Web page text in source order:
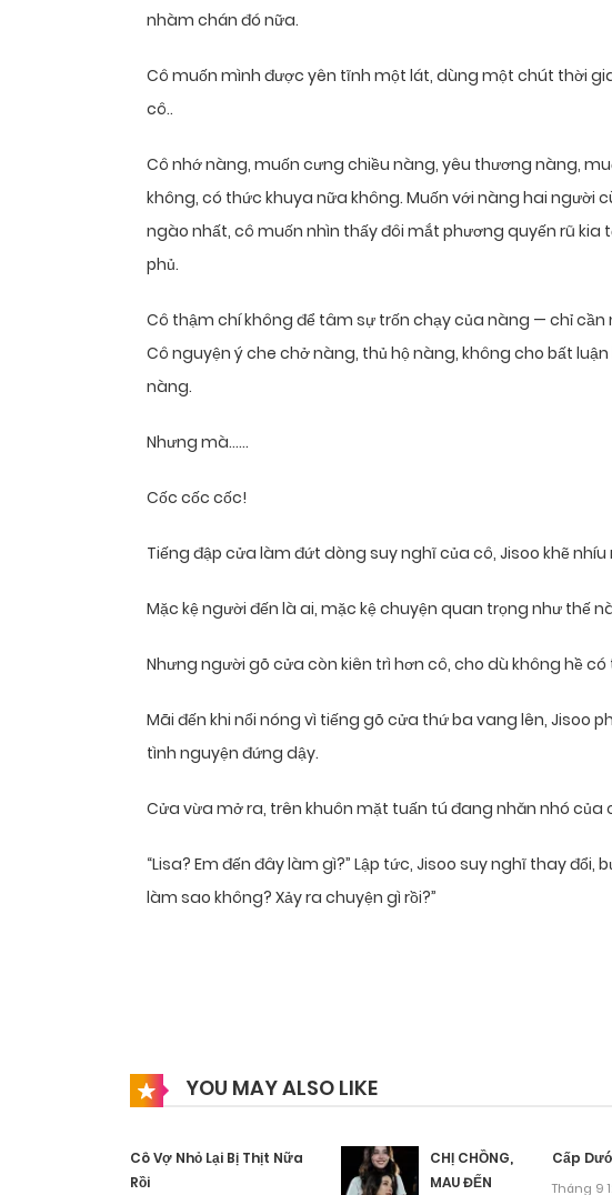
nhàm chán đó nữa.
Cô muốn mình được yên tĩnh một lát, dùng một chút thời
cô..
Cô nhớ nàng, muốn cưng chiều nàng, yêu thương nàng,
không, có thức khuya nữa không. Muốn với nàng hai người
ngào nhất, cô muốn nhìn thấy đôi mắt phương quyến rũ kia
phủ.
Cô thậm chí không để tâm sự trốn chạy của nàng — chỉ
Cô nguyện ý che chở nàng, thủ hộ nàng, không cho bất
nàng.
Nhưng mà……
Cốc cốc cốc!
Tiếng đập cửa làm đứt dòng suy nghĩ của cô, Jisoo khẽ
Mặc kệ người đến là ai, mặc kệ chuyện quan trọng như thế
Nhưng người gõ cửa còn kiên trì hơn cô, cho dù không hề có
Mãi đến khi nổi nóng vì tiếng gõ cửa thứ ba vang lên, Jisoo
tình nguyện đứng dậy.
Cửa vừa mở ra, trên khuôn mặt tuấn tú đang nhăn nhó của
“Lisa? Em đến đây làm gì?” Lập tức, Jisoo suy nghĩ thay đổi,
làm sao không? Xảy ra chuyện gì rồi?”
YOU MAY ALSO LIKE
Cô Vợ Nhỏ Lại Bị Thịt Nữa
Rồi
CHỊ CHỒNG,
MAU ĐẾN
Cấp
Tháng 9